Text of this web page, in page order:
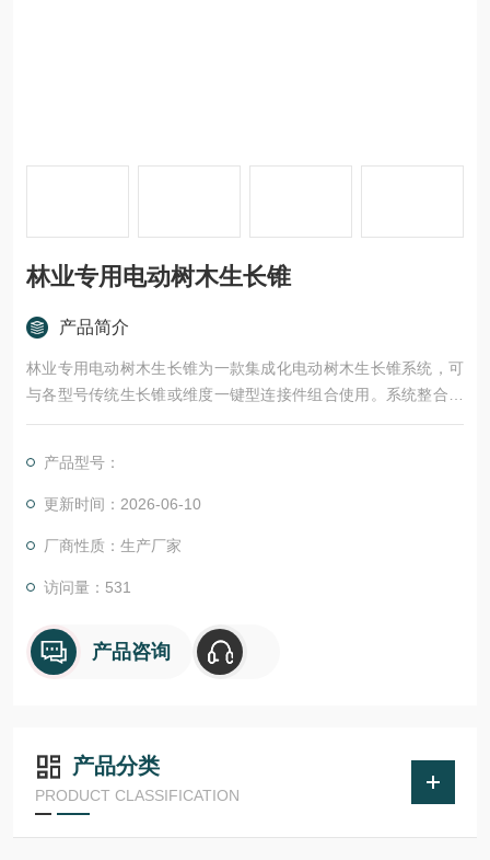
林业专用电动树木生长锥
产品简介
林业专用电动树木生长锥为一款集成化电动树木生长锥系统，可
与各型号传统生长锥或维度一键型连接件组合使用。系统整合直
流减速电机、转速调节器、六脚变向器、动力锂电池组及水平助
提取作业。
产品型号：
更新时间：2026-06-10
厂商性质：生产厂家
访问量：531
产品咨询
产品分类
PRODUCT CLASSIFICATION